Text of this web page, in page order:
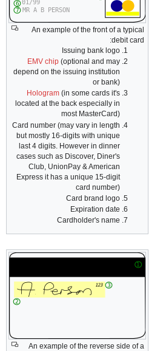
An example of the front of a typical
debit card:
Issuing bank logo
EMV chip (optional and may
depend on the issuing institution
or bank)
Hologram (in some cards it's
located at the back especially in
most MasterCard)
Card number (may vary in length
but mostly 16-digits with unique
last 4 digits. However in dinner
cases such as Discover, Diner's
Club, UnionPay & American
Express it has a unique 15-digit
card number)
Card brand logo
Expiration date
Cardholder's name
An example of the reverse side of a